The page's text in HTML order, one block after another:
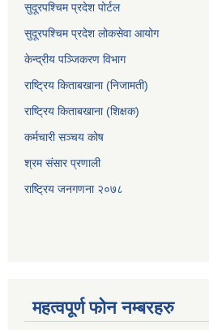
सुदूरपश्चिम प्रदेश पोर्टल
सुदूरपश्‍चिम प्रदेश लोकसेवा आयोग
केन्द्रीय पञ्जिकरण विभाग
राष्ट्रिय किताबखाना (निजामती)
राष्ट्रिय किताबखाना (शिक्षक)
कर्मचारी सञ्चय कोष
श्रम संसार प्रणाली
राष्ट्रिय जनगणना २०७८
महत्वपूर्ण फाेन नम्बरहरु